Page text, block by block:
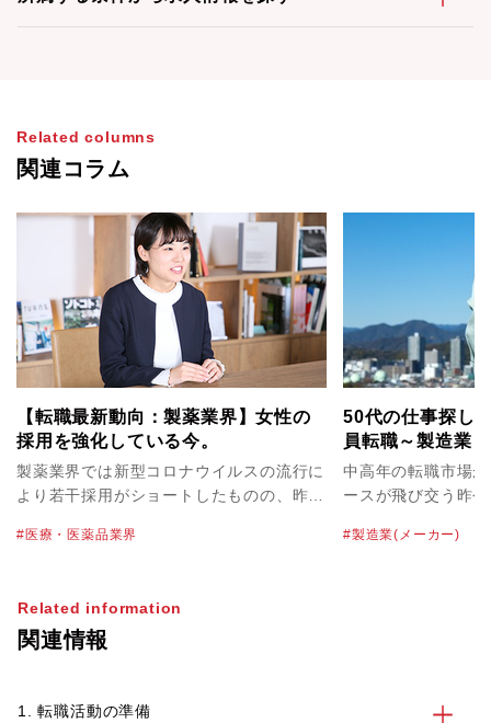
Related columns
関連コラム
【転職最新動向：製薬業界】女性の
採用を強化している今。
製薬業界では新型コロナウイルスの流行に
より若干採用がショートしたものの、昨年
明けてからは、積極的に採用を行っている
体で昨対比約130％、特に先発薬メーカー
では昨対比170％まで大きく伸びました。
要望が高まる「女性」の採用にフォーカス
医療・医薬品業界
50代の仕事探し
員転職～製造業
編～
中高年の転職市場
ースが飛び交う昨
系エンジニア・電
のようなアピール
製造業(メーカー)
Related information
関連情報
1. 転職活動の準備